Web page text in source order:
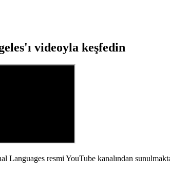
videoyla keşfedin
Languages resmi YouTube kanalından